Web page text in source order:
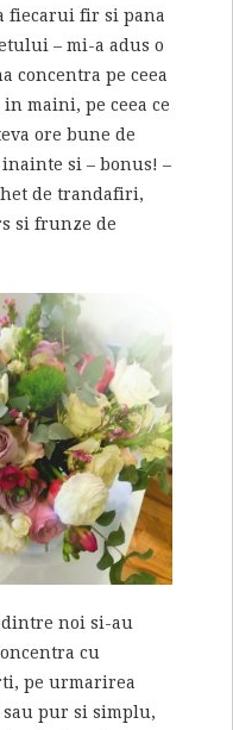
fiecarui fir si pana
– mi-a adus o
concentra pe ceea
in maini, pe ceea ce
ore bune de
si – bonus! –
de trandafiri,
si frunze de
noi si-au
cu
pe urmarirea
pur si simplu,